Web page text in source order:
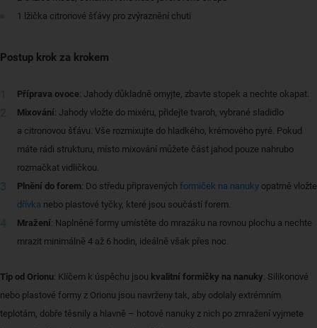
1 lžička citronové šťávy pro zvýraznění chuti
Postup krok za krokem
Příprava ovoce: Jahody důkladně omyjte, zbavte stopek a nechte okapat.
Mixování: Jahody vložte do mixéru, přidejte tvaroh, vybrané sladidlo
a citronovou šťávu. Vše rozmixujte do hladkého, krémového pyré. Pokud
máte rádi strukturu, místo mixování můžete část jahod pouze nahrubo
rozmačkat vidličkou.
Plnění do forem: Do středu připravených formiček na nanuky opatrně vložte
dřívka nebo plastové tyčky, které jsou součástí forem.
Mražení: Naplněné formy umístěte do mrazáku na rovnou plochu a nechte
mrazit minimálně 4 až 6 hodin, ideálně však přes noc.
Tip od Orionu: Klíčem k úspěchu jsou kvalitní formičky na nanuky. Silikonové
nebo plastové formy z Orionu jsou navrženy tak, aby odolaly extrémním
teplotám, dobře těsnily a hlavně – hotové nanuky z nich po zmražení vyjmete